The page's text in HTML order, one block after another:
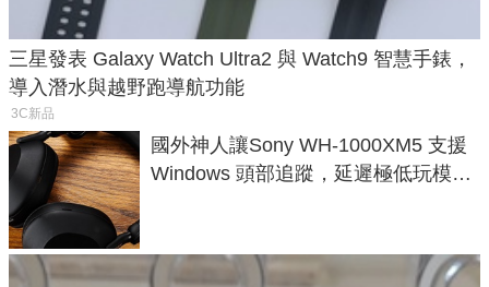
三星發表 Galaxy Watch Ultra2 與 Watch9 智慧手錶，
導入潛水與越野跑導航功能
3C新品
國外神人讓Sony WH-1000XM5 支援
Windows 頭部追蹤，延遲極低玩模擬